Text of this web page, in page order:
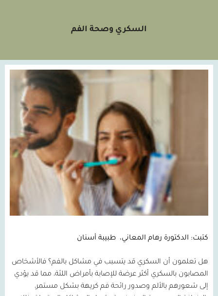
السكري وصحة الفم
كتبت: الدكتورة رهام المعاني، طبيبة أسنان
هل تعلمون أن السكري قد يتسبب في مشاكل بالفم؟ فالأشخاص
المصابون بالسكري أكثر عرضة للإصابة بأمراض اللثة، مما قد يؤدي
إلى شعورهم بالألم وصدور رائحة فم كريهة بشكل مستمر،